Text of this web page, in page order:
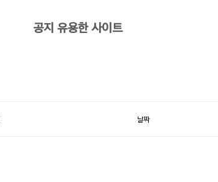
공지 유용한 사이트
날짜